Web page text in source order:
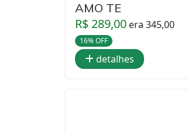
AMO TE
R$ 289,00 era 345,00
16% OFF
detalhes